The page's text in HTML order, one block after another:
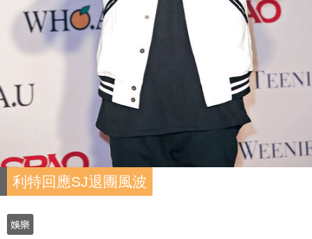
利特回應SJ退團風波
娛樂